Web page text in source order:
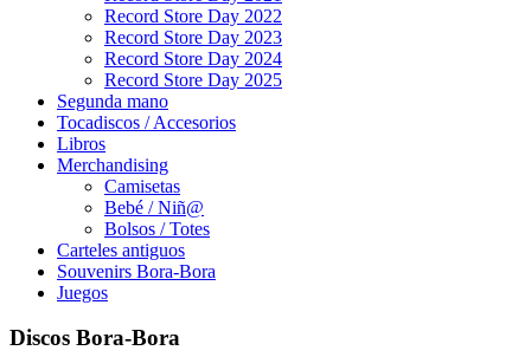
Record Store Day 2022
Record Store Day 2023
Record Store Day 2024
Record Store Day 2025
Segunda mano
Tocadiscos / Accesorios
Libros
Merchandising
Camisetas
Bebé / Niñ@
Bolsos / Totes
Carteles antiguos
Souvenirs Bora-Bora
Juegos
Discos Bora-Bora